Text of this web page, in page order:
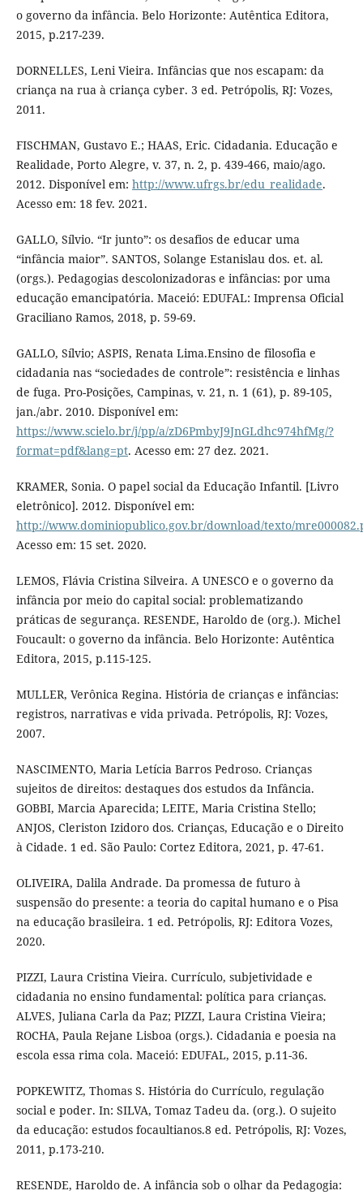
o governo da infância. Belo Horizonte: Autêntica Editora,
2015, p.217-239.
DORNELLES, Leni Vieira. Infâncias que nos escapam: da
criança na rua à criança cyber. 3 ed. Petrópolis, RJ: Vozes,
2011.
FISCHMAN, Gustavo E.; HAAS, Eric. Cidadania. Educação e
Realidade, Porto Alegre, v. 37, n. 2, p. 439-466, maio/ago.
2012. Disponível em: http://www.ufrgs.br/edu_realidade.
Acesso em: 18 fev. 2021.
GALLO, Sílvio. “Ir junto”: os desafios de educar uma
“infância maior”. SANTOS, Solange Estanislau dos. et. al.
(orgs.). Pedagogias descolonizadoras e infâncias: por uma
educação emancipatória. Maceió: EDUFAL: Imprensa Oficial
Graciliano Ramos, 2018, p. 59-69.
GALLO, Sílvio; ASPIS, Renata Lima.Ensino de filosofia e
cidadania nas “sociedades de controle”: resistência e linhas
de fuga. Pro-Posições, Campinas, v. 21, n. 1 (61), p. 89-105,
jan./abr. 2010. Disponível em:
https://www.scielo.br/j/pp/a/zD6PmbyJ9JnGLdhc974hfMg/?
format=pdf&lang=pt. Acesso em: 27 dez. 2021.
KRAMER, Sonia. O papel social da Educação Infantil. [Livro
eletrônico]. 2012. Disponível em:
http://www.dominiopublico.gov.br/download/texto/
Acesso em: 15 set. 2020.
LEMOS, Flávia Cristina Silveira. A UNESCO e o governo da
infância por meio do capital social: problematizando
práticas de segurança. RESENDE, Haroldo de (org.). Michel
Foucault: o governo da infância. Belo Horizonte: Autêntica
Editora, 2015, p.115-125.
MULLER, Verônica Regina. História de crianças e infâncias:
registros, narrativas e vida privada. Petrópolis, RJ: Vozes,
2007.
NASCIMENTO, Maria Letícia Barros Pedroso. Crianças
sujeitos de direitos: destaques dos estudos da Infância.
GOBBI, Marcia Aparecida; LEITE, Maria Cristina Stello;
ANJOS, Cleriston Izidoro dos. Crianças, Educação e o Direito
à Cidade. 1 ed. São Paulo: Cortez Editora, 2021, p. 47-61.
OLIVEIRA, Dalila Andrade. Da promessa de futuro à
suspensão do presente: a teoria do capital humano e o Pisa
na educação brasileira. 1 ed. Petrópolis, RJ: Editora Vozes,
2020.
PIZZI, Laura Cristina Vieira. Currículo, subjetividade e
cidadania no ensino fundamental: política para crianças.
ALVES, Juliana Carla da Paz; PIZZI, Laura Cristina Vieira;
ROCHA, Paula Rejane Lisboa (orgs.). Cidadania e poesia na
escola essa rima cola. Maceió: EDUFAL, 2015, p.11-36.
POPKEWITZ, Thomas S. História do Currículo, regulação
social e poder. In: SILVA, Tomaz Tadeu da. (org.). O sujeito
da educação: estudos focaultianos.8 ed. Petrópolis, RJ: Vozes,
2011, p.173-210.
RESENDE, Haroldo de. A infância sob o olhar da Pedagogia: